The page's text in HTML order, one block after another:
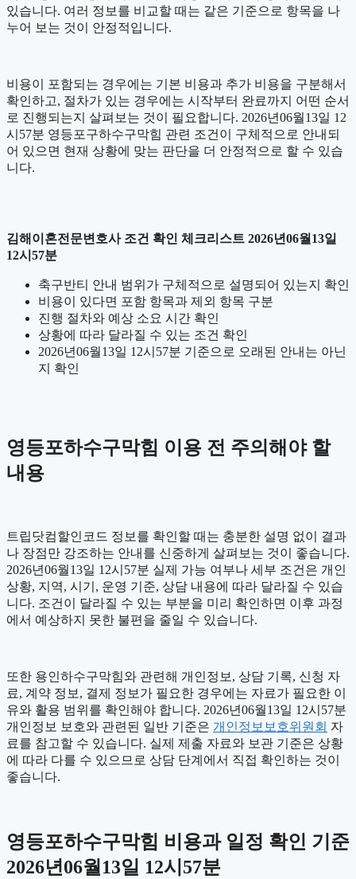
있습니다. 여러 정보를 비교할 때는 같은 기준으로 항목을 나
누어 보는 것이 안정적입니다.
비용이 포함되는 경우에는 기본 비용과 추가 비용을 구분해서
확인하고, 절차가 있는 경우에는 시작부터 완료까지 어떤 순서
로 진행되는지 살펴보는 것이 필요합니다. 2026년06월13일 12
시57분 영등포구하수구막힘 관련 조건이 구체적으로 안내되
어 있으면 현재 상황에 맞는 판단을 더 안정적으로 할 수 있습
니다.
김해이혼전문변호사 조건 확인 체크리스트 2026년06월13일
12시57분
축구반티 안내 범위가 구체적으로 설명되어 있는지 확인
비용이 있다면 포함 항목과 제외 항목 구분
진행 절차와 예상 소요 시간 확인
상황에 따라 달라질 수 있는 조건 확인
2026년06월13일 12시57분 기준으로 오래된 안내는 아닌
지 확인
영등포하수구막힘 이용 전 주의해야 할
내용
트립닷컴할인코드 정보를 확인할 때는 충분한 설명 없이 결과
나 장점만 강조하는 안내를 신중하게 살펴보는 것이 좋습니다.
2026년06월13일 12시57분 실제 가능 여부나 세부 조건은 개인
상황, 지역, 시기, 운영 기준, 상담 내용에 따라 달라질 수 있습
니다. 조건이 달라질 수 있는 부분을 미리 확인하면 이후 과정
에서 예상하지 못한 불편을 줄일 수 있습니다.
또한 용인하수구막힘와 관련해 개인정보, 상담 기록, 신청 자
료, 계약 정보, 결제 정보가 필요한 경우에는 자료가 필요한 이
유와 활용 범위를 확인해야 합니다. 2026년06월13일 12시57분
개인정보 보호와 관련된 일반 기준은 개인정보보호위원회 자
료를 참고할 수 있습니다. 실제 제출 자료와 보관 기준은 상황
에 따라 다를 수 있으므로 상담 단계에서 직접 확인하는 것이
좋습니다.
영등포하수구막힘 비용과 일정 확인 기준
2026년06월13일 12시57분